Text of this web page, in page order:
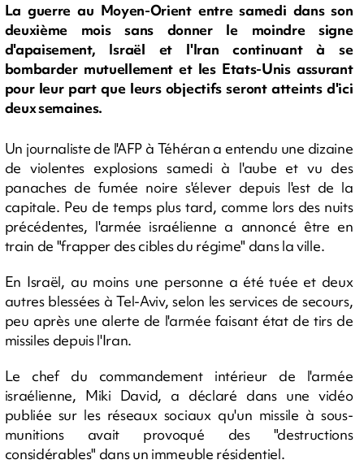
La guerre au Moyen-Orient entre samedi dans son
deuxième mois sans donner le moindre signe
d'apaisement, Israël et l'Iran continuant à se
bombarder mutuellement et les Etats-Unis assurant
pour leur part que leurs objectifs seront atteints d'ici
deux semaines.
Un journaliste de l'AFP à Téhéran a entendu une dizaine
de violentes explosions samedi à l'aube et vu des
panaches de fumée noire s'élever depuis l'est de la
capitale. Peu de temps plus tard, comme lors des nuits
précédentes, l'armée israélienne a annoncé être en
train de "frapper des cibles du régime" dans la ville.
En Israël, au moins une personne a été tuée et deux
autres blessées à Tel-Aviv, selon les services de secours,
peu après une alerte de l'armée faisant état de tirs de
missiles depuis l'Iran.
Le chef du commandement intérieur de l'armée
israélienne, Miki David, a déclaré dans une vidéo
publiée sur les réseaux sociaux qu'un missile à sous-
munitions avait provoqué des "destructions
considérables" dans un immeuble résidentiel.